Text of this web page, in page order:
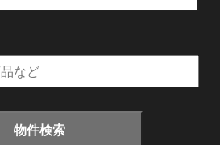
物件検索